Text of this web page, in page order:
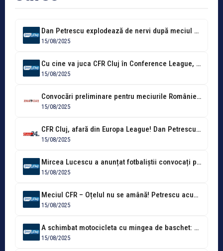
Dan Petrescu explodează de nervi după meciul Braga - CFR: „Dă-mi penalty-ul...
15/08/2025
Cu cine va juca CFR Cluj în Conference League, după ce a...
15/08/2025
Convocări preliminare pentru meciurile României din luna septembrie. Cine sunt aleșii lui...
15/08/2025
CFR Cluj, afară din Europa League! Dan Petrescu arată cu degetul spre...
15/08/2025
Mircea Lucescu a anunțat fotbaliștii convocați pentru duelurile cu Canada și Cipru!...
15/08/2025
Meciul CFR – Oțelul nu se amână! Petrescu acuză decizia LPF și...
15/08/2025
A schimbat motocicleta cu mingea de baschet: Ben Altit, noul transfer al...
15/08/2025